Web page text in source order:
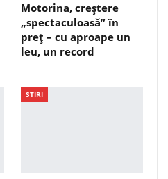
Motorina, creștere
„spectaculoasă” în
preț – cu aproape un
leu, un record
STIRI